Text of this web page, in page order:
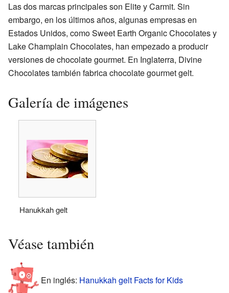
Las dos marcas principales son Elite y Carmit. Sin
embargo, en los últimos años, algunas empresas en
Estados Unidos, como Sweet Earth Organic Chocolates y
Lake Champlain Chocolates, han empezado a producir
versiones de chocolate gourmet. En Inglaterra, Divine
Chocolates también fabrica chocolate gourmet gelt.
Galería de imágenes
Hanukkah gelt
Véase también
En inglés: Hanukkah gelt Facts for Kids